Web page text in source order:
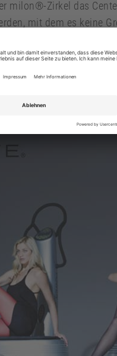
milon®-Zirkel das
mit dem es keine
QUEENAX bietet Dir